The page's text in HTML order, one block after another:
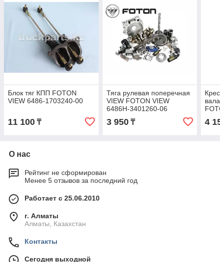
Блок тяг КПП FOTON
VIEW 6486-1703240-00
11 100 ₸
Тяга рулевая поперечная
VIEW FOTON VIEW
6486H-3401260-06
3 950₸ 4
О нас
Рейтинг не сформирован
Менее 5 отзывов за последний год
Работает с 25.06.2010
г. Алматы
Алматы, Казахстан
Контакты
Сегодня выходной